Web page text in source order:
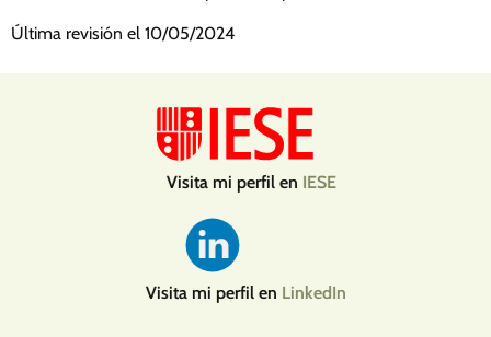
Última revisión el 10/05/2024
Visita mi perfil en IESE
Visita mi perfil en LinkedIn